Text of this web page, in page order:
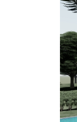
onroerend